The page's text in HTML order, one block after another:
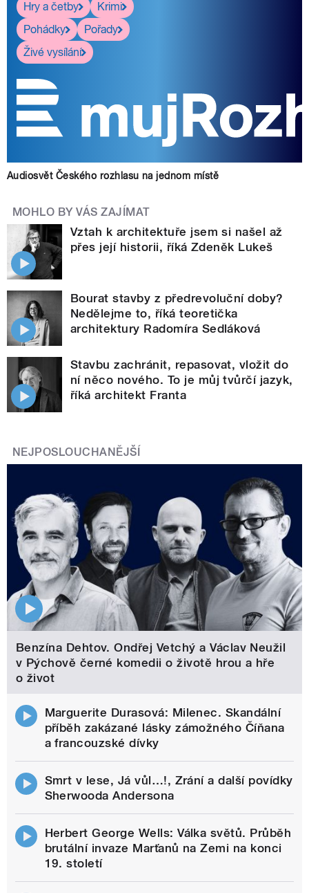
Hry a četby
Krimi
Pohádky
Pořady
Živé vysílání
Audiosvět Českého rozhlasu na jednom místě
MOHLO BY VÁS ZAJÍMAT
Vztah k architektuře jsem si našel až
přes její historii, říká Zdeněk Lukeš
Bourat stavby z předrevoluční doby?
Nedělejme to, říká teoretička
architektury Radomíra Sedláková
Stavbu zachránit, repasovat, vložit do
ní něco nového. To je můj tvůrčí jazyk,
říká architekt Franta
NEJPOSLOUCHANĚJŠÍ
Benzína Dehtov. Ondřej Vetchý a Václav Neužil
v Pýchově černé komedii o životě hrou a hře
o život
Marguerite Durasová: Milenec. Skandální
příběh zakázané lásky zámožného Číňana
a francouzské dívky
Smrt v lese, Já vůl…!, Zrání a další povídky
Sherwooda Andersona
Herbert George Wells: Válka světů. Průběh
brutální invaze Marťanů na Zemi na konci
19. století